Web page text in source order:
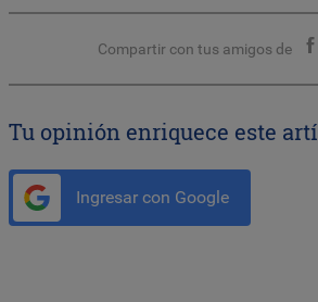
Compartir con tus amigos de
Tu opinión enriquece este
Ingresar con Google